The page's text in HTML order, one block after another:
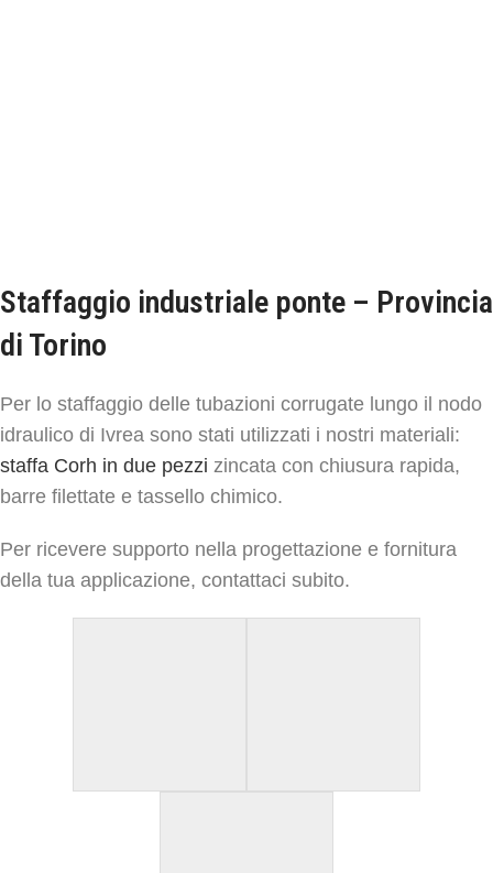
Staffaggio industriale ponte – Provincia
di Torino
Per lo staffaggio delle tubazioni corrugate lungo il nodo
idraulico di Ivrea sono stati utilizzati i nostri materiali:
staffa Corh in due pezzi zincata con chiusura rapida,
barre filettate e tassello chimico.
Per ricevere supporto nella progettazione e fornitura
della tua applicazione, contattaci subito.